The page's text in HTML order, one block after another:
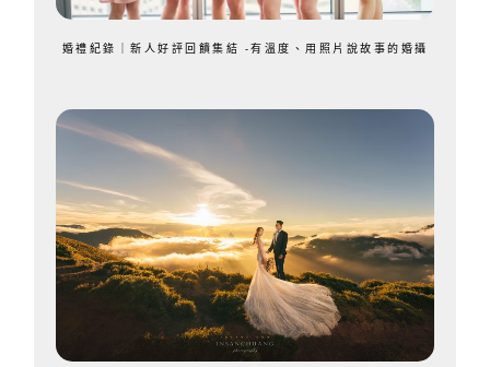
婚禮紀錄｜新人好評回饋集結 -有溫度、用照片說故事的婚攝